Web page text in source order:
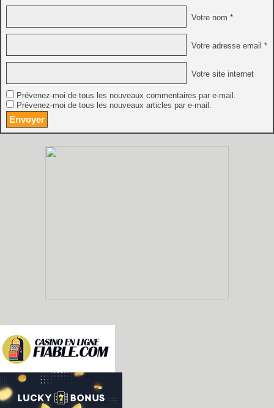
Votre nom *
Votre adresse email *
Votre site internet
Prévenez-moi de tous les nouveaux commentaires par e-mail.
Prévenez-moi de tous les nouveaux articles par e-mail.